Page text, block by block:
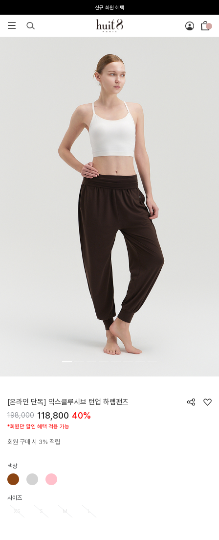
전 회원 무료배송 / 1회 사이즈 교환 무료
[온라인 단독] 익스클루시브 턴업 하렘팬츠
198,000 118,800 40%
*회원만 할인 혜택 적용 가능
회원 구매 시 3% 적립
색상
사이즈